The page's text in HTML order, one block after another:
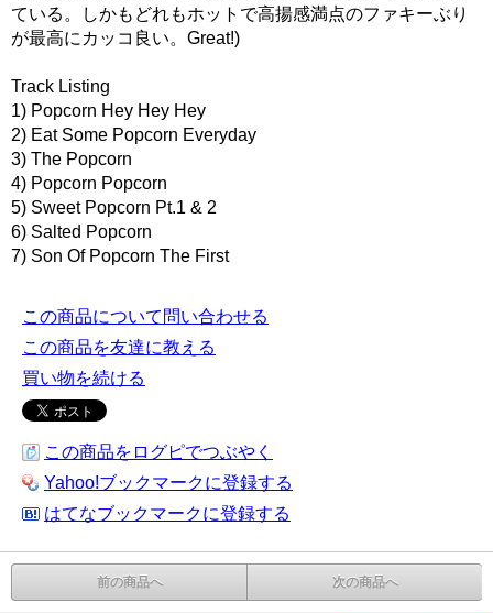
ている。しかもどれもホットで高揚感満点のファキーぶり
が最高にカッコ良い。Great!)
Track Listing
1) Popcorn Hey Hey Hey
2) Eat Some Popcorn Everyday
3) The Popcorn
4) Popcorn Popcorn
5) Sweet Popcorn Pt.1 & 2
6) Salted Popcorn
7) Son Of Popcorn The First
この商品について問い合わせる
この商品を友達に教える
買い物を続ける
この商品をログピでつぶやく
Yahoo!ブックマークに登録する
はてなブックマークに登録する
前の商品へ 次の商品へ